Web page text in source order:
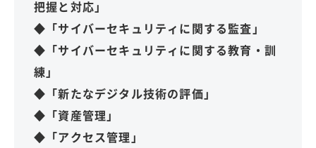
把握と対応」
◆「サイバーセキュリティに関する監査」
◆「サイバーセキュリティに関する教育・訓
練」
◆「新たなデジタル技術の評価」
◆「資産管理」
◆「アクセス管理」